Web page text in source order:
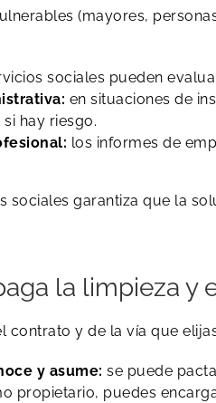
(mayores,
sociales pueden
en situaciones de
hay riesgo.
los informes de
sociales garantiza que la
la limpieza
contrato y de la vía que
y asume: se puede
propietario, puedes